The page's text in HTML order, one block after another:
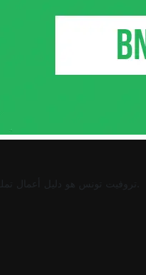
تروفيت تونس هو دليل أعمال